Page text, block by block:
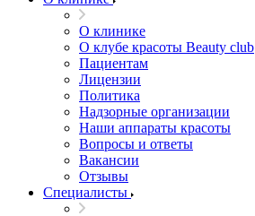
О клинике
О клубе красоты Beauty club
Пациентам
Лицензии
Политика
Надзорные организации
Наши аппараты красоты
Вопросы и ответы
Вакансии
Отзывы
Специалисты